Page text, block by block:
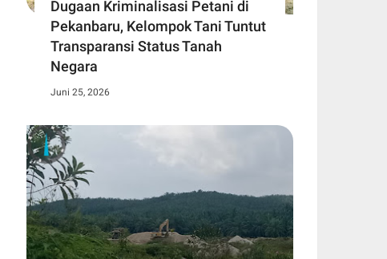
Dugaan Kriminalisasi Petani di
Pekanbaru, Kelompok Tani Tuntut
Transparansi Status Tanah
Negara
Juni 25, 2026